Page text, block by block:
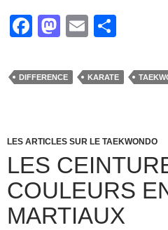
F
c
o
o
k
M
st
o
n
E
ail ta
DIFFERENCE KARATE
LES ARTICLES SUR LE TAEKWONDO
LES
COULEURS
MARTIAUX